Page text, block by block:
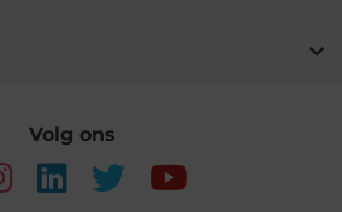
Volg ons